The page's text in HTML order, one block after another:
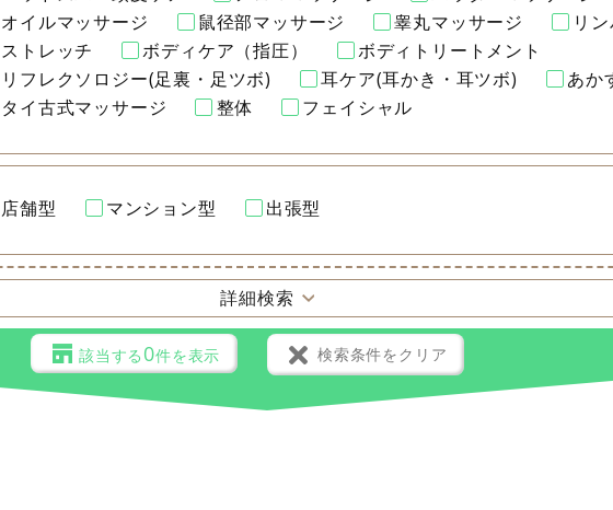
オイルマッサージ
鼠径部マッサージ 睾丸マッサージ
リ
ストレッチ
ボディケア（指圧）
ボディトリートメント
リフレクソロジー(足裏・足ツボ)
耳ケア(耳かき・耳ツボ)
あか
タイ古式マッサージ
整体 フェイシャル
店舗型 マンション型 出張型
詳細検索
該当する 0件を表示 検索条件をクリア